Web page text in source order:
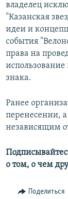
владелец
"Казанская
идеи и
события
права на
знака.
Ранее
перенесении,
независящим
о том, о чем
Поделиться